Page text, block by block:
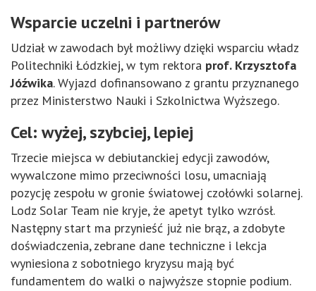
Wsparcie uczelni i partnerów
Udział w zawodach był możliwy dzięki wsparciu władz
Politechniki Łódzkiej, w tym rektora prof. Krzysztofa
Jóźwika. Wyjazd dofinansowano z grantu przyznanego
przez Ministerstwo Nauki i Szkolnictwa Wyższego.
Cel: wyżej, szybciej, lepiej
Trzecie miejsca w debiutanckiej edycji zawodów,
wywalczone mimo przeciwności losu, umacniają
pozycję zespołu w gronie światowej czołówki solarnej.
Lodz Solar Team nie kryje, że apetyt tylko wzrósł.
Następny start ma przynieść już nie brąz, a zdobyte
doświadczenia, zebrane dane techniczne i lekcja
wyniesiona z sobotniego kryzysu mają być
fundamentem do walki o najwyższe stopnie podium.